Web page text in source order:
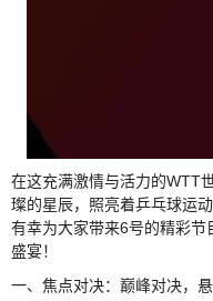
在这充满激情与活力的WTT
璨的星辰，照亮着乒乓球运
有幸为大家带来6号的精彩
盛宴！
一、焦点对决：巅峰对决，